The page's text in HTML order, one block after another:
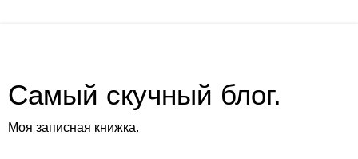
Самый скучный блог.
Моя записная книжка.